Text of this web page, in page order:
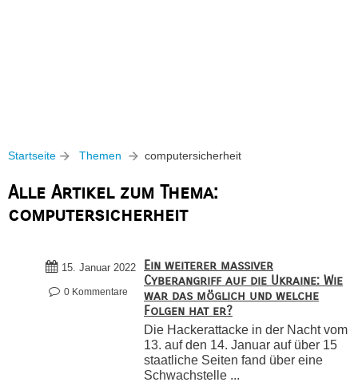
Startseite Themen computersicherheit
Alle Artikel zum Thema:
computersicherheit
15. Januar 2022
0 Kommentare
Ein weiterer massiver
Cyberangriff auf die Ukraine: Wie
war das möglich und welche
Folgen hat er?
Die Hackerattacke in der Nacht vom
13. auf den 14. Januar auf über 15
staatliche Seiten fand über eine
Schwachstelle ...